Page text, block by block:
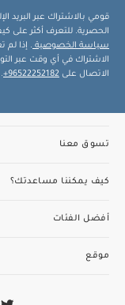
قومي بالاشتراك عبر البريد
الحصرية. للتعرف أكثر على
سياسة الخصوصية . إذا لم
الاشتراك في أي وقت عبر
الاتصال على 96522252182+
.
تسوق معنا
كيف يمكننا مساعدتك؟
أفضل الفئات
موقع